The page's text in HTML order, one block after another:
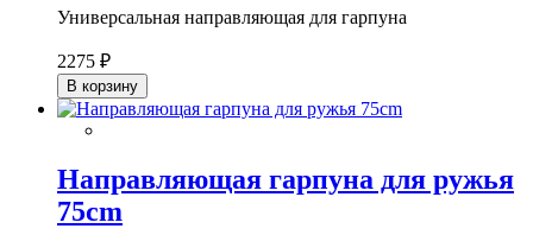
Универсальная направляющая для гарпуна
2275 ₽
В корзину
Направляющая гарпуна для ружья
75cm